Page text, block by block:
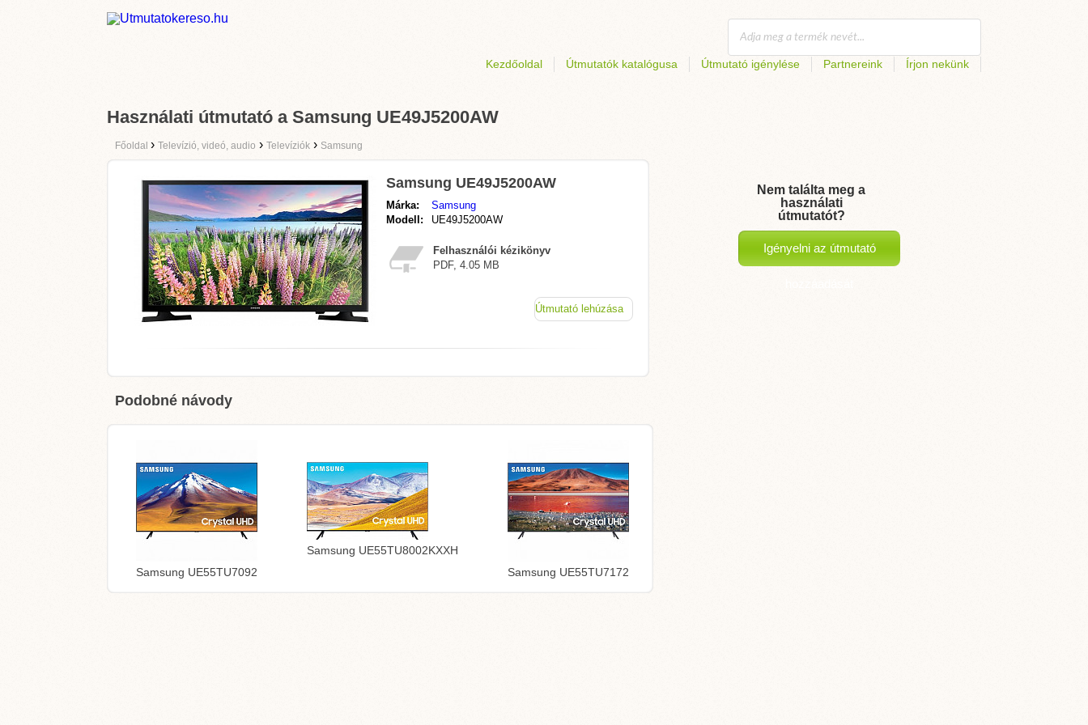
Kezdőoldal Útmutatók katalógusa Útmutató igénylése Partnereink Írjon nekünk
Használati útmutató a Samsung UE49J5200AW
Főoldal › Televízió, videó, audio › Televíziók › Samsung
Samsung UE49J5200AW
Márka:
Samsung
Modell:
UE49J5200AW
Felhasználói kézikönyv
PDF, 4.05 MB
Útmutató lehúzása
Podobné návody
Samsung UE55TU7092
Samsung UE55TU8002KXXH
Samsung UE55TU7172
Nem találta meg a
használati
útmutatót?
Igényelni az útmutató